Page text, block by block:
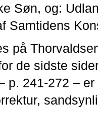
Søn, og:
Samtidens
på
de sidste
p. 241-272 –